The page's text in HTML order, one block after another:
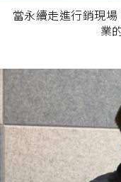
當永續走進行銷現
業